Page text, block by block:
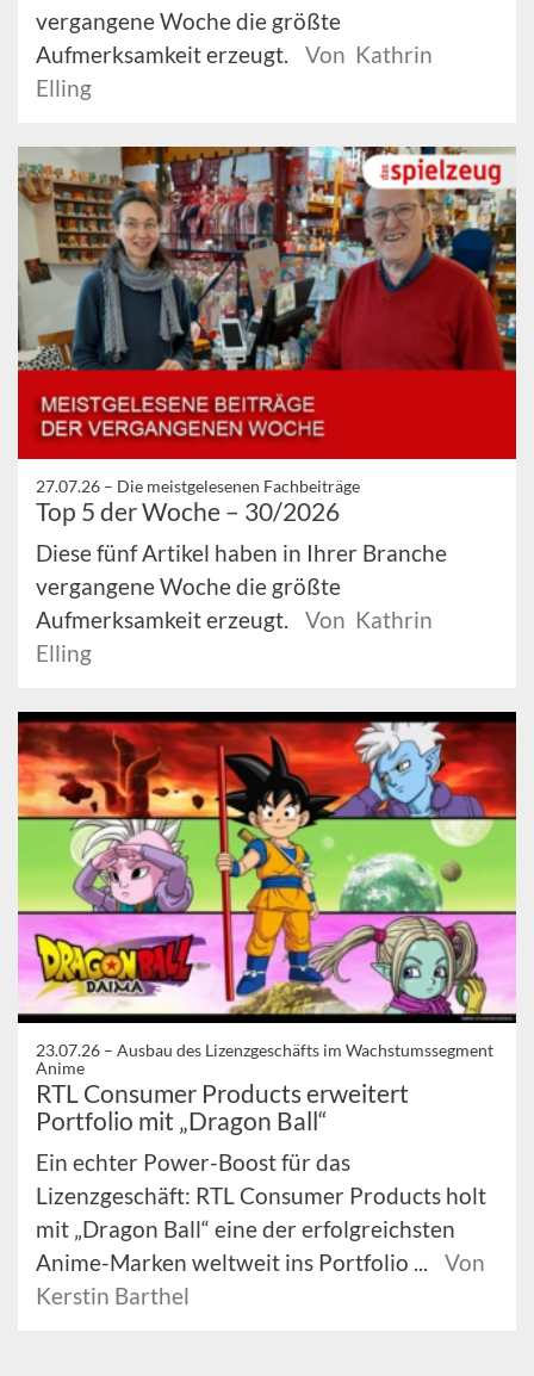
vergangene Woche die größte
Aufmerksamkeit erzeugt.
Von Kathrin
Elling
27.07.26 – Die meistgelesenen Fachbeiträge
Top 5 der Woche – 30/2026
Diese fünf Artikel haben in Ihrer Branche
vergangene Woche die größte
Aufmerksamkeit erzeugt.
Von Kathrin
Elling
23.07.26 – Ausbau des Lizenzgeschäfts im Wachstumssegment
Anime
RTL Consumer Products erweitert
Portfolio mit „Dragon Ball“
Ein echter Power-Boost für das
Lizenzgeschäft: RTL Consumer Products holt
mit „Dragon Ball“ eine der erfolgreichsten
Anime-Marken weltweit ins Portfolio ...
Von
Kerstin Barthel